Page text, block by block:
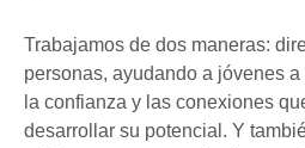
Trabajamos de dos maneras:
personas, ayudando a jóvenes
la confianza y las conexiones
desarrollar su potencial. Y